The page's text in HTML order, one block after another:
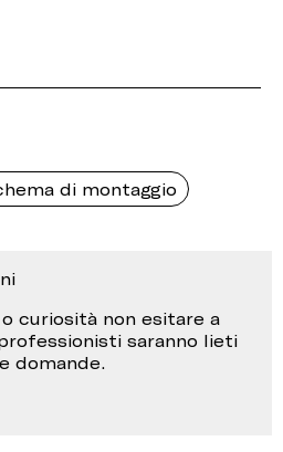
di montaggio
curiosità non esitare a
saranno lieti
domande.